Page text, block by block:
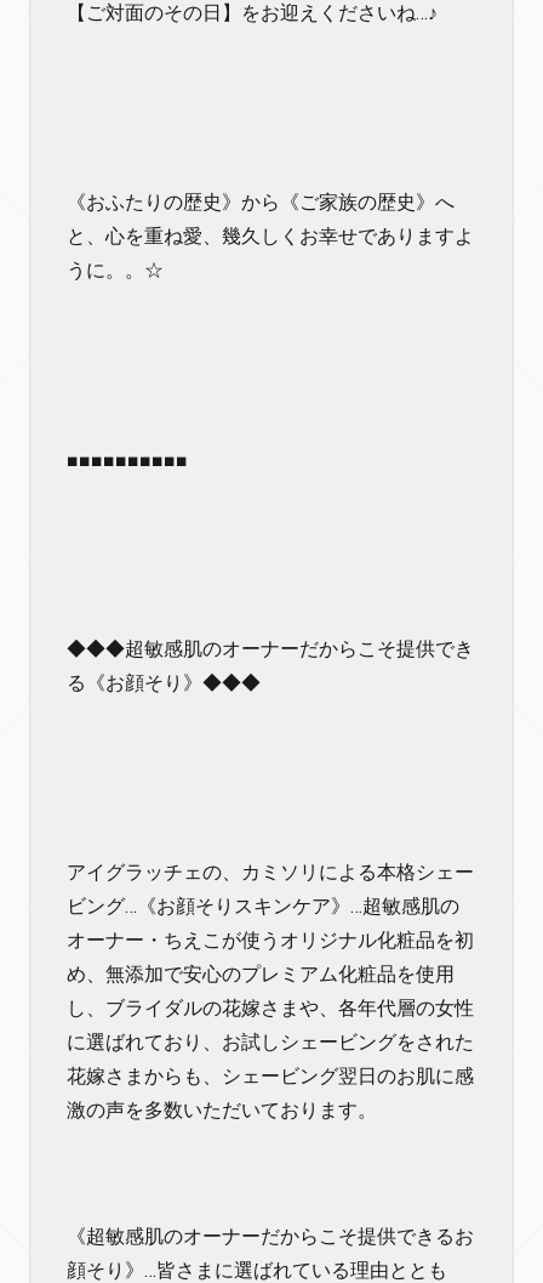
【ご対面のその日】をお迎えくださいね…♪
《おふたりの歴史》から《ご家族の歴史》へ
と、心を重ね愛、幾久しくお幸せでありますよ
うに。。☆
■■■■■■■■■■
◆◆◆超敏感肌のオーナーだからこそ提供でき
る《お顔そり》◆◆◆
アイグラッチェの、カミソリによる本格シェー
ビング…《お顔そりスキンケア》…超敏感肌の
オーナー・ちえこが使うオリジナル化粧品を初
め、無添加で安心のプレミアム化粧品を使用
し、ブライダルの花嫁さまや、各年代層の女性
に選ばれており、お試しシェービングをされた
花嫁さまからも、シェービング翌日のお肌に感
激の声を多数いただいております。
《超敏感肌のオーナーだからこそ提供できるお
顔そり》…皆さまに選ばれている理由ととも